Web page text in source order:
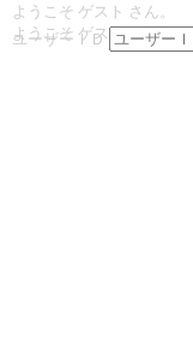
ようこそ ゲスト さん。
ようこそ ゲスト さん。
ユーザーＩＤ